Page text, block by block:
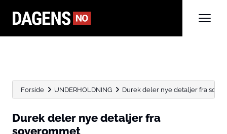
Forside UNDERHOLDNING Durek deler nye detaljer fra
Durek deler nye detaljer fra
soverommet